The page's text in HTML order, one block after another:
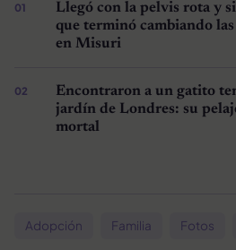
Llegó con la pelvis rota y
que terminó cambiando
en Misuri
Encontraron a un gatito
jardín de Londres: su
mortal
Adopción Familia Fotos